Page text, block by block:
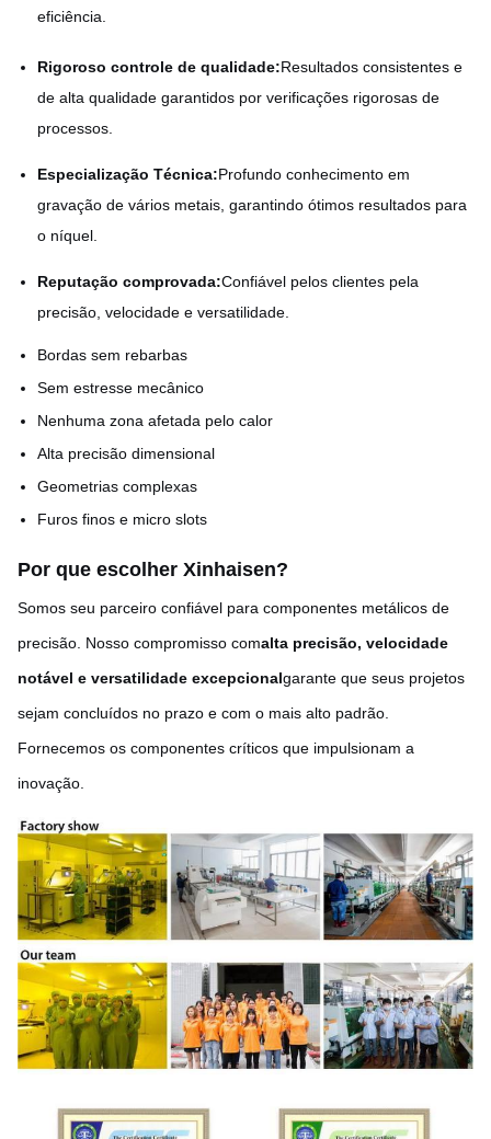
eficiência.
Rigoroso controle de qualidade:Resultados consistentes e
de alta qualidade garantidos por verificações rigorosas de
processos.
Especialização Técnica:Profundo conhecimento em
gravação de vários metais, garantindo ótimos resultados para
o níquel.
Reputação comprovada:Confiável pelos clientes pela
precisão, velocidade e versatilidade.
Bordas sem rebarbas
Sem estresse mecânico
Nenhuma zona afetada pelo calor
Alta precisão dimensional
Geometrias complexas
Furos finos e micro slots
Por que escolher Xinhaisen?
Somos seu parceiro confiável para componentes metálicos de
precisão. Nosso compromisso comalta precisão, velocidade
notável e versatilidade excepcionalgarante que seus projetos
sejam concluídos no prazo e com o mais alto padrão.
Fornecemos os componentes críticos que impulsionam a
inovação.